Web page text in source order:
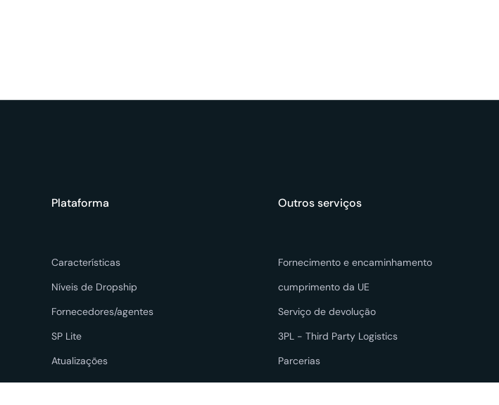
Plataforma
Características
Níveis de Dropship
Fornecedores/agentes
SP Lite
Atualizações
Outros serviços
Fornecimento e encaminhamento
cumprimento da UE
Serviço de devolução
3PL - Third Party Logistics
Parcerias